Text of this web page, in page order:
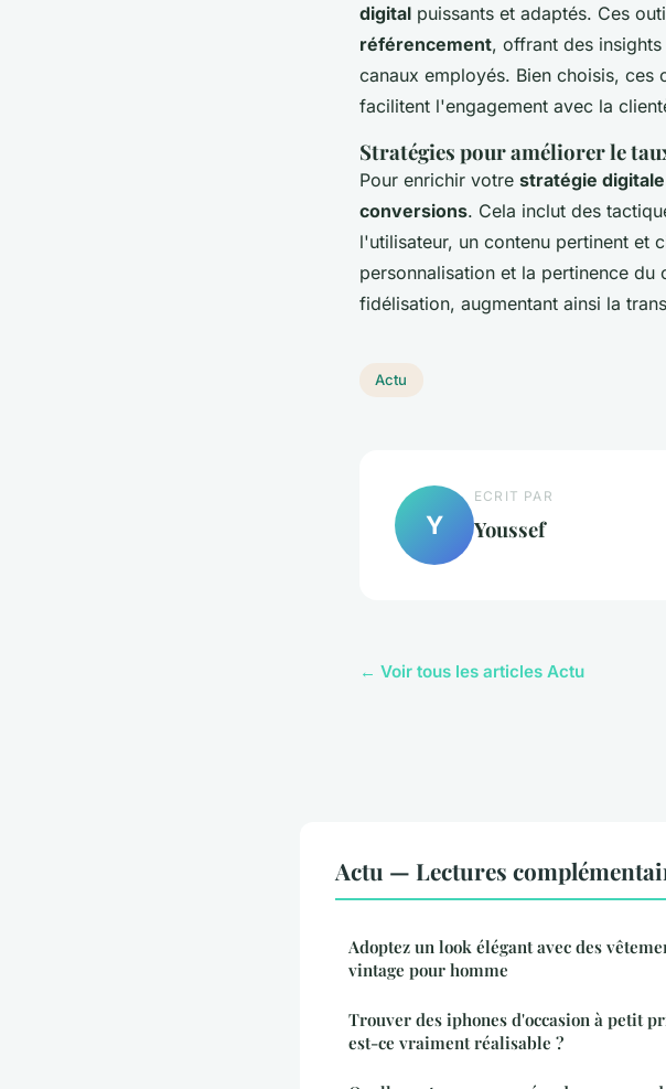
digital puissants et adaptés. Ces
référencement, offrant des
canaux employés. Bien choisis, ces
facilitent l'engagement avec la
Stratégies pour améliorer le
Pour enrichir votre stratégie
conversions. Cela inclut des
l'utilisateur, un contenu pertinent et
personnalisation et la pertinence
fidélisation, augmentant ainsi la
Actu
Y
ECRIT PAR
Youssef
← Voir tous les articles Actu
Actu — Lectures
Adoptez un look élégant avec des
vintage pour homme
Trouver des iphones d'occasion à petit
est-ce vraiment réalisable ?